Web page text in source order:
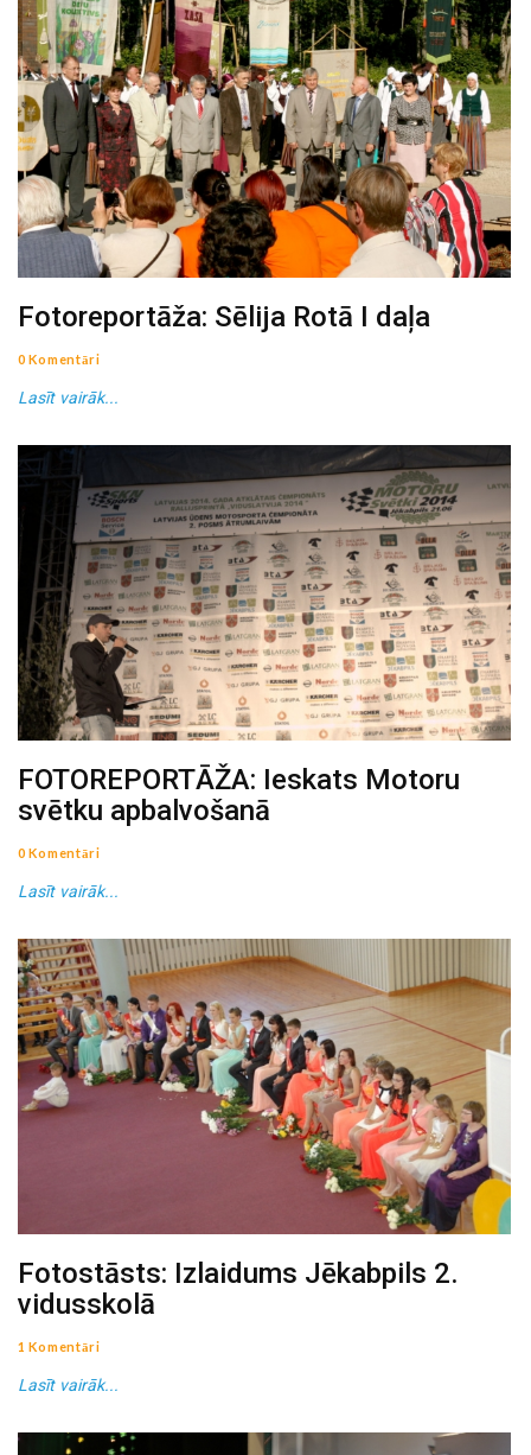
Fotoreportāža: Sēlija Rotā I daļa
0 Komentāri
Lasīt vairāk...
FOTOREPORTĀŽA: Ieskats Motoru
svētku apbalvošanā
0 Komentāri
Lasīt vairāk...
Fotostāsts: Izlaidums Jēkabpils 2.
vidusskolā
1 Komentāri
Lasīt vairāk...